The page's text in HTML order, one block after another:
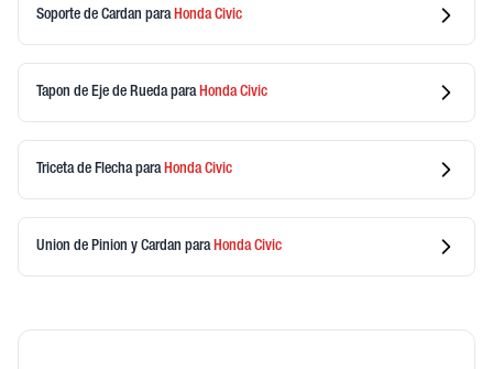
Soporte de Cardan para HondaCivic
Tapon de Eje de Ruedapara HondaCivic
Triceta de Flechapara HondaCivic
Union de Pinion y Cardan para HondaCivic